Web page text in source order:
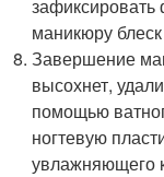
маникюру
Завершение
высохнет,
помощью
ногтевую
увлажняющего